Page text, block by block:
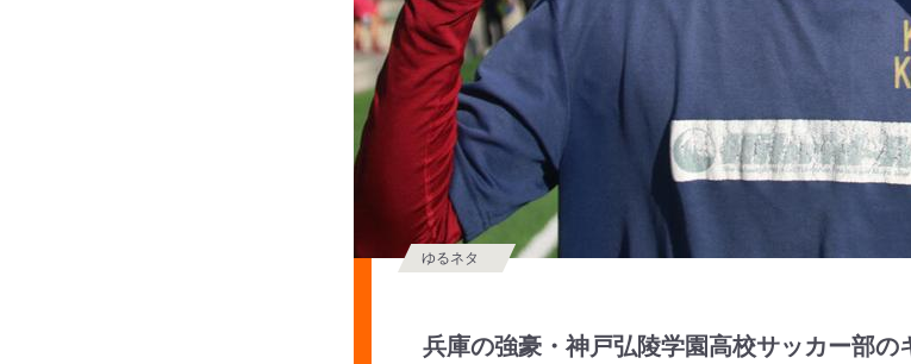
兵庫の強豪・神戸弘陵学園高校サッカー部の
ゆるネタ